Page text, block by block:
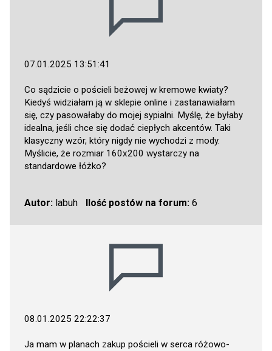
07.01.2025 13:51:41
Co sądzicie o pościeli beżowej w kremowe kwiaty?
Kiedyś widziałam ją w sklepie online i zastanawiałam
się, czy pasowałaby do mojej sypialni. Myślę, że byłaby
idealna, jeśli chce się dodać ciepłych akcentów. Taki
klasyczny wzór, który nigdy nie wychodzi z mody.
Myślicie, że rozmiar 160x200 wystarczy na
standardowe łóżko?
Autor: labuh Ilość postów na forum:6
08.01.2025 22:22:37
Ja mam w planach zakup pościeli w serca różowo-